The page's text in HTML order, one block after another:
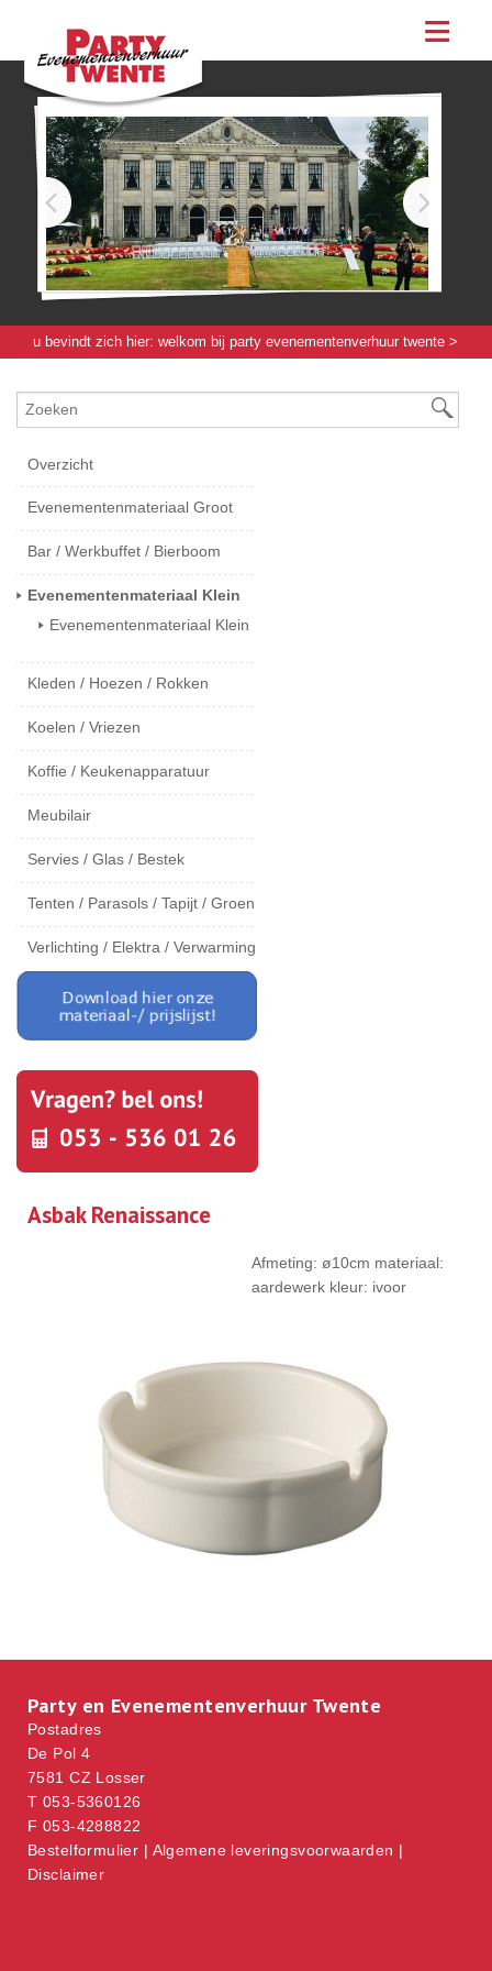
assortiment
evenementen
feesten
bestellen
contact
u bevindt zich hier: welkom bij party evenementenverhuur twente >
renaissance
Overzicht
Evenementenmateriaal Groot
Bar / Werkbuffet / Bierboom
Evenementenmateriaal Klein
Evenementenmateriaal Klein
Kleden / Hoezen / Rokken
Koelen / Vriezen
Koffie / Keukenapparatuur
Meubilair
Servies / Glas / Bestek
Tenten / Parasols / Tapijt / Groen
Verlichting / Elektra / Verwarming
Asbak Renaissance
Afmeting: ø10cm materiaal:
aardewerk kleur: ivoor
Party en Evenementenverhuur Twente
Postadres
De Pol 4
7581 CZ Losser
T 053-5360126
F 053-4288822
Bestelformulier | Algemene leveringsvoorwaarden |
Disclaimer